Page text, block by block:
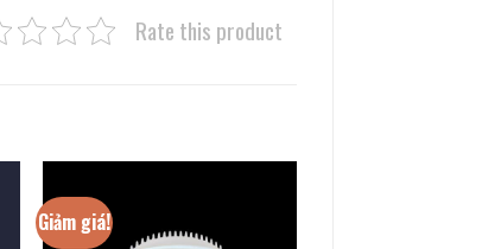
Rate this product
Giảm giá!